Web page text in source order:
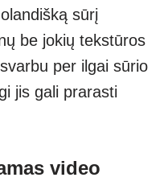
sūrį
be jokių tekstūros
per ilgai sūrio
jis gali prarasti
video